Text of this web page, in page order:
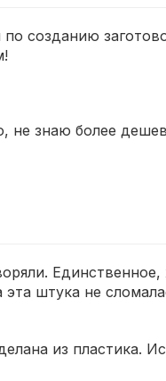
созданию
не знаю более
Единственное,
штука не
из пластика.